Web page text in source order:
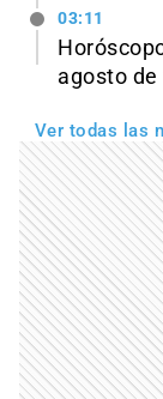
03:11
agosto de
Ver todas las